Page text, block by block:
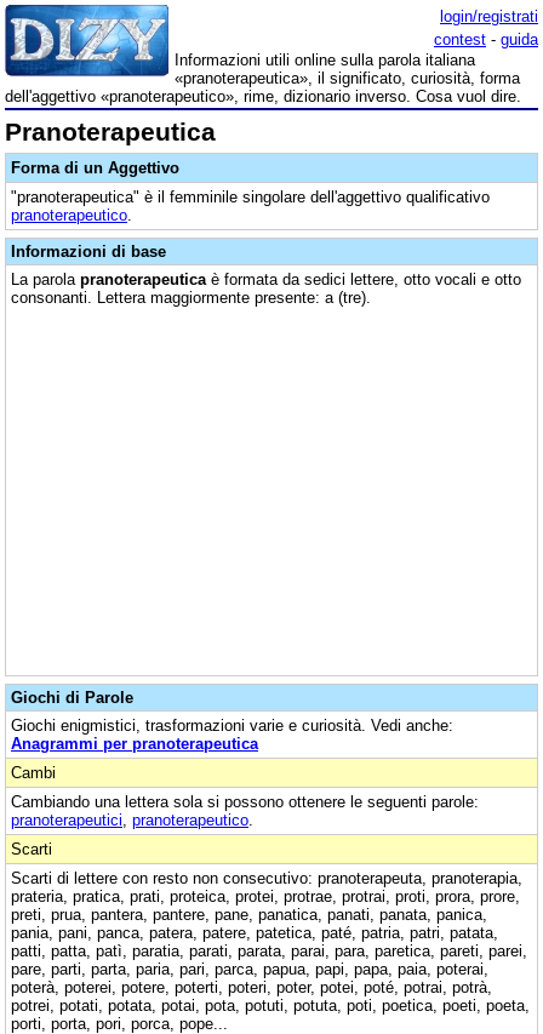
login/registrati
contest - guida
Informazioni utili online sulla parola italiana
«pranoterapeutica», il significato, curiosità, forma
dell'aggettivo «pranoterapeutico», rime, dizionario inverso. Cosa vuol dire.
Pranoterapeutica
Forma di un Aggettivo
"pranoterapeutica" è il femminile singolare dell'aggettivo qualificativo
pranoterapeutico
Informazioni di base
La parola pranoterapeutica è formata da sedici lettere, otto vocali e otto
consonanti. Lettera maggiormente presente: a (tre).
Giochi di Parole
Giochi enigmistici, trasformazioni varie e curiosità. Vedi anche:
Anagrammi per pranoterapeutica
Cambi
Cambiando una lettera sola si possono ottenere le seguenti parole:
pranoterapeutici pranoterapeutico
Scarti
Scarti di lettere con resto non consecutivo: pranoterapeuta, pranoterapia,
prateria, pratica, prati, proteica, protei, protrae, protrai, proti, prora, prore,
preti, prua, pantera, pantere, pane, panatica, panati, panata, panica,
pania, pani, panca, patera, patere, patetica, paté, patria, patri, patata,
patti, patta, patì, paratia, parati, parata, parai, para, paretica, pareti, parei,
pare, parti, parta, paria, pari, parca, papua, papi, papa, paia, poterai,
poterà, poterei, potere, poterti, poteri, poter, potei, poté, potrai, potrà,
potrei, potati, potata, potai, pota, potuti, potuta, poti, poetica, poeti, poeta,
porti, porta, pori, porca, pope...